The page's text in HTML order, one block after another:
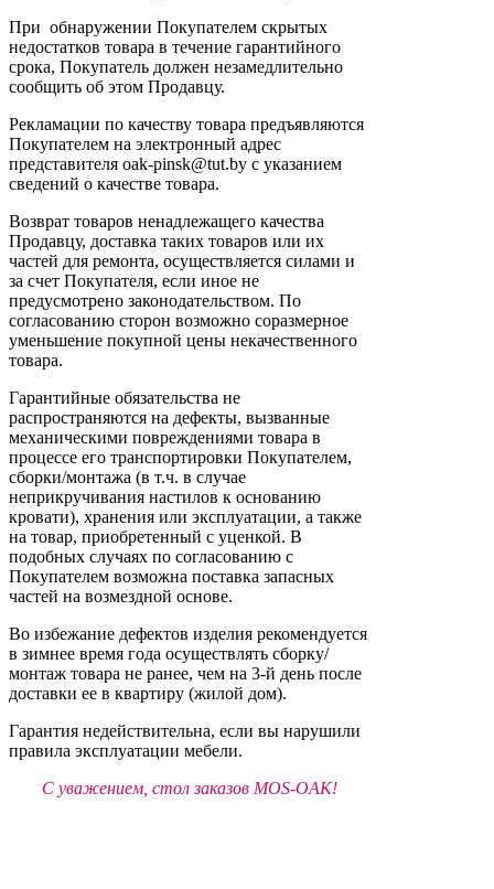
При обнаружении Покупателем скрытых
недостатков товара в течение гарантийного
срока, Покупатель должен незамедлительно
сообщить об этом Продавцу.
Рекламации по качеству товара предъявляются
Покупателем на электронный адрес
представителя oak-pinsk@tut.by с указанием
сведений о качестве товара.
Возврат товаров ненадлежащего качества
Продавцу, доставка таких товаров или их
частей для ремонта, осуществляется силами и
за счет Покупателя, если иное не
предусмотрено законодательством. По
согласованию сторон возможно соразмерное
уменьшение покупной цены некачественного
товара.
Гарантийные обязательства не
распространяются на дефекты, вызванные
механическими повреждениями товара в
процессе его транспортировки Покупателем,
сборки/монтажа (в т.ч. в случае
неприкручивания настилов к основанию
кровати), хранения или эксплуатации, а также
на товар, приобретенный с уценкой. В
подобных случаях по согласованию с
Покупателем возможна поставка запасных
частей на возмездной основе.
Во избежание дефектов изделия рекомендуется
в зимнее время года осуществлять сборку/
монтаж товара не ранее, чем на 3-й день после
доставки ее в квартиру (жилой дом).
Гарантия недействительна, если вы нарушили
правила эксплуатации мебели.
С уважением, стол заказов MOS-OAK!